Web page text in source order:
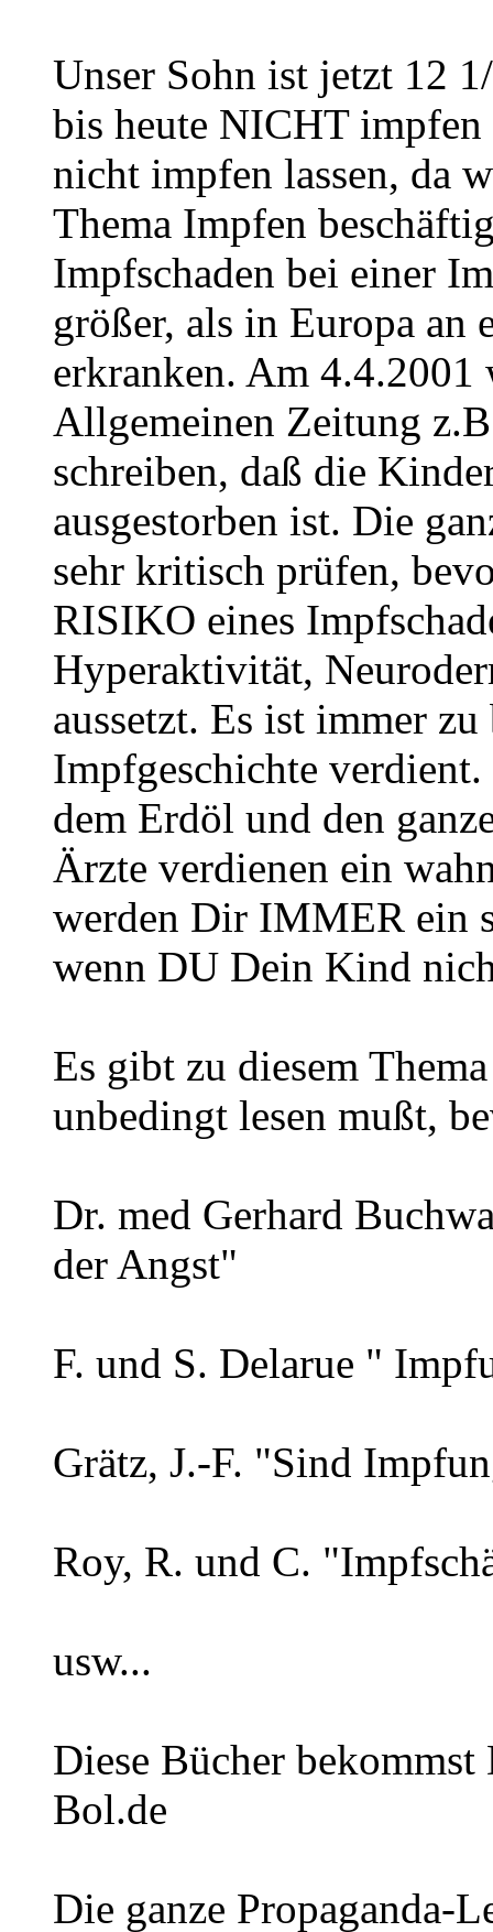
Unser Sohn ist jetzt 12
bis heute NICHT impfen
nicht impfen lassen, da
Thema Impfen
Impfschaden bei einer
größer, als in Europa an
erkranken. Am 4.4.2001
Allgemeinen Zeitung
schreiben, daß die
ausgestorben ist. Die
sehr kritisch prüfen,
RISIKO eines
Hyperaktivität,
aussetzt. Es ist immer
Impfgeschichte
dem Erdöl und den
Ärzte verdienen ein
werden Dir IMMER ein
wenn DU Dein Kind
Es gibt zu diesem
unbedingt lesen mußt,
Dr. med Gerhard
der Angst"
F. und S. Delarue "
Grätz, J.-F. "Sind
Roy, R. und C.
usw...
Diese Bücher
Bol.de
Die ganze Propaganda-